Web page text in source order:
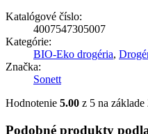
Katalógové číslo:
4007547305007
Kategórie:
BIO-Eko drogéria,
Značka:
Sonett
Hodnotenie 5.00 z 5 na základe
Podobné produkty